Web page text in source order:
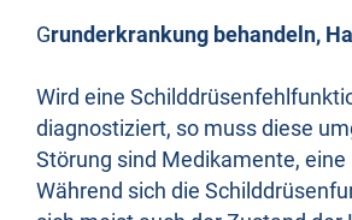
Grunderkrankung behandeln,
Wird eine
diagnostiziert, so muss diese
Störung sind Medikamente,
Während sich die